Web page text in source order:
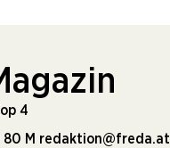
4
80 M redaktion@freda.at